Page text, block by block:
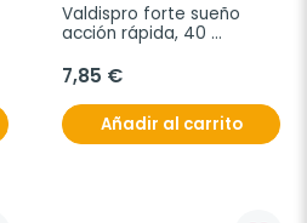
Valdispro forte sueño
acción rápida, 40
bucodispensables
7,85 €
Añadir al carrito